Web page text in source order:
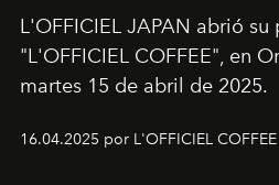
L'OFFICIEL JAPAN abrió su
"L'OFFICIEL COFFEE", en
martes 15 de abril de 2025.
16.04.2025 por L'OFFICIEL COFFEE